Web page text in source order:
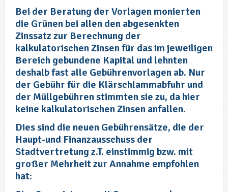
Bei der Beratung der Vorlagen monierten
die Grünen bei allen den abgesenkten
Zinssatz zur Berechnung der
kalkulatorischen Zinsen für das im jeweiligen
Bereich gebundene Kapital und lehnten
deshalb fast alle Gebührenvorlagen ab. Nur
der Gebühr für die Klärschlammabfuhr und
der Müllgebühren stimmten sie zu, da hier
keine kalkulatorischen Zinsen anfallen.
Dies sind die neuen Gebührensätze, die der
Haupt-und Finanzausschuss der
Stadtvertretung z.T. einstimmig bzw. mit
großer Mehrheit zur Annahme empfohlen
hat: